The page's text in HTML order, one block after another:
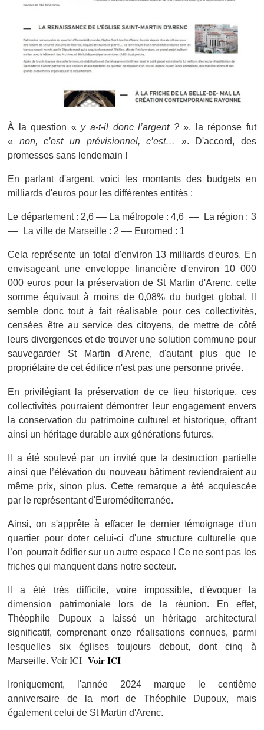
À la question « y a-t-il donc l’argent ?», la réponse fut
« non, c’est un prévisionnel, c’est…
». D'accord, des
promesses sans lendemain !
En parlant d'argent, voici les montants des budgets en
milliards d'euros pour les différentes entités :
Le département : 2,6 –– La métropole : 4,6 –– La région : 3
–– La ville de Marseille : 2 –– Euromed : 1
Cela représente un total d'environ 13 milliards d'euros. En
envisageant une enveloppe financière d'environ 10 000
000 euros pour la préservation de St Martin d'Arenc, cette
somme équivaut à moins de 0,08% du budget global. Il
semble donc tout à fait réalisable pour ces collectivités,
censées être au service des citoyens, de mettre de côté
leurs divergences et de trouver une solution commune pour
sauvegarder St Martin d'Arenc, d'autant plus que le
propriétaire de cet édifice n'est pas une personne privée.
En privilégiant la préservation de ce lieu historique, ces
collectivités pourraient démontrer leur engagement envers
la conservation du patrimoine culturel et historique, offrant
ainsi un héritage durable aux générations futures.
Il a été soulevé par un invité que la destruction partielle
ainsi que l’élévation du nouveau bâtiment reviendraient au
même prix, sinon plus. Cette remarque a été acquiescée
par le représentant d'Euroméditerranée.
Ainsi, on s'apprête à effacer le dernier témoignage d'un
quartier pour doter celui-ci d'une structure culturelle que
l’on pourrait édifier sur un autre espace ! Ce ne sont pas les
friches qui manquent dans notre secteur.
Il a été très difficile, voire impossible, d'évoquer la
dimension patrimoniale lors de la réunion. En effet,
Théophile Dupoux a laissé un héritage architectural
significatif, comprenant onze réalisations connues, parmi
lesquelles six églises toujours debout, dont cinq à
Marseille.Voir ICIVoir ICI
Ironiquement, l'année 2024 marque le centième
anniversaire de la mort de Théophile Dupoux, mais
également celui de St Martin d'Arenc.